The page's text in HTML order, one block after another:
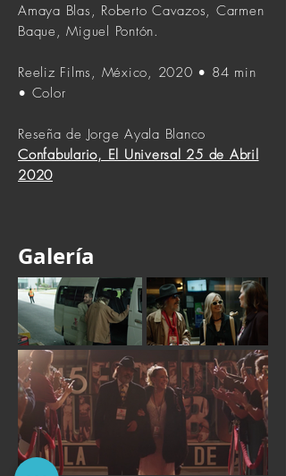
Amaya Blas, Roberto Cavazos, Carmen
Baque, Miguel Pontón.
Reeliz Films, México, 2020 • 84 min
• Color
Reseña de Jorge Ayala Blanco
Confabulario, El Universal 25 de Abril
2020
Galería